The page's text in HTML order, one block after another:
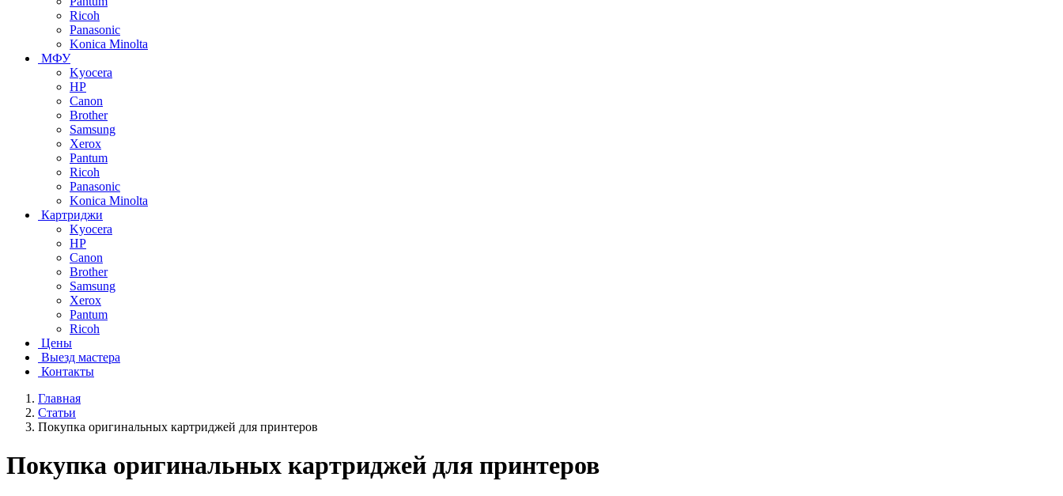
Ricoh
Panasonic
Konica Minolta
МФУ
Kyocera
HP
Canon
Brother
Samsung
Xerox
Pantum
Ricoh
Panasonic
Konica Minolta
Картриджи
Kyocera
HP
Canon
Brother
Samsung
Xerox
Pantum
Ricoh
Цены
Выезд мастера
Контакты
Главная
Статьи
Покупка оригинальных картриджей для принтеров
Покупка оригинальных картриджей для принтеров